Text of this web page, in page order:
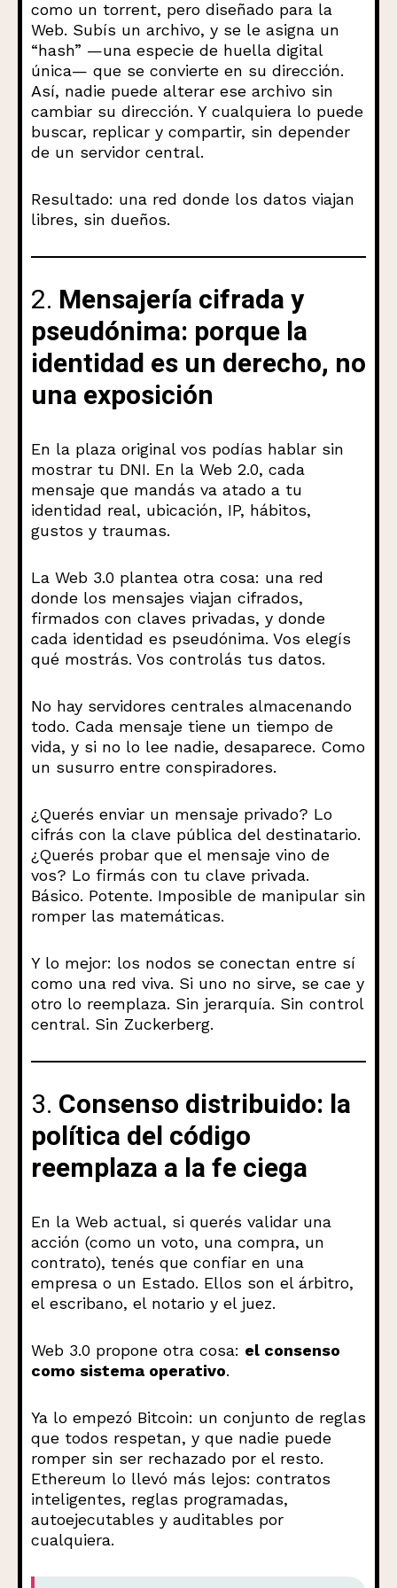
como un torrent, pero diseñado para la
Web. Subís un archivo, y se le asigna un
“hash” —una especie de huella digital
única— que se convierte en su dirección.
Así, nadie puede alterar ese archivo sin
cambiar su dirección. Y cualquiera lo puede
buscar, replicar y compartir, sin depender
de un servidor central.
Resultado: una red donde los datos viajan
libres, sin dueños.
2. Mensajería cifrada y
pseudónima: porque la
identidad es un derecho, no
una exposición
En la plaza original vos podías hablar sin
mostrar tu DNI. En la Web 2.0, cada
mensaje que mandás va atado a tu
identidad real, ubicación, IP, hábitos,
gustos y traumas.
La Web 3.0 plantea otra cosa: una red
donde los mensajes viajan cifrados,
firmados con claves privadas, y donde
cada identidad es pseudónima. Vos elegís
qué mostrás. Vos controlás tus datos.
No hay servidores centrales almacenando
todo. Cada mensaje tiene un tiempo de
vida, y si no lo lee nadie, desaparece. Como
un susurro entre conspiradores.
¿Querés enviar un mensaje privado? Lo
cifrás con la clave pública del destinatario.
¿Querés probar que el mensaje vino de
vos? Lo firmás con tu clave privada.
Básico. Potente. Imposible de manipular sin
romper las matemáticas.
Y lo mejor: los nodos se conectan entre sí
como una red viva. Si uno no sirve, se cae y
otro lo reemplaza. Sin jerarquía. Sin control
central. Sin Zuckerberg.
3. Consenso distribuido: la
política del código
reemplaza a la fe ciega
En la Web actual, si querés validar una
acción (como un voto, una compra, un
contrato), tenés que confiar en una
empresa o un Estado. Ellos son el árbitro,
el escribano, el notario y el juez.
Web 3.0 propone otra cosa: el consenso
como sistema operativo.
Ya lo empezó Bitcoin: un conjunto de reglas
que todos respetan, y que nadie puede
romper sin ser rechazado por el resto.
Ethereum lo llevó más lejos: contratos
inteligentes, reglas programadas,
autoejecutables y auditables por
cualquiera.